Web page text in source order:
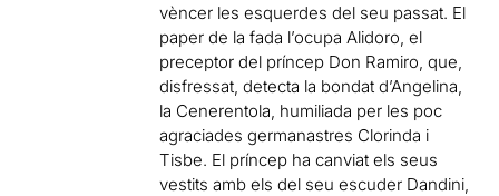
vèncer les esquerdes del seu passat. El
paper de la fada l’ocupa Alidoro, el
preceptor del príncep Don Ramiro, que,
disfressat, detecta la bondat d’Angelina,
la Cenerentola, humiliada per les poc
agraciades germanastres Clorinda i
Tisbe. El príncep ha canviat els seus
vestits amb els del seu escuder Dandini,